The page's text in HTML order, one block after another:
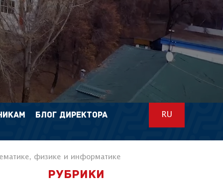
БЛОГ ДИРЕКТОРА
RU
физике и информатике
РУБРИКИ